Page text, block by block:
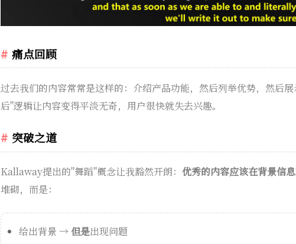
痛点回顾
过去我们的内容常常是这样的：介绍产品功能，然后列举优势，然后
后"逻辑让内容变得平淡无奇，用户很快就失去兴趣。
突破之道
Kallaway提出的"舞蹈"概念让我豁然开朗： 优秀的内容应该在背景信
堆砌，而是：
给出背景 → 但是出现问题